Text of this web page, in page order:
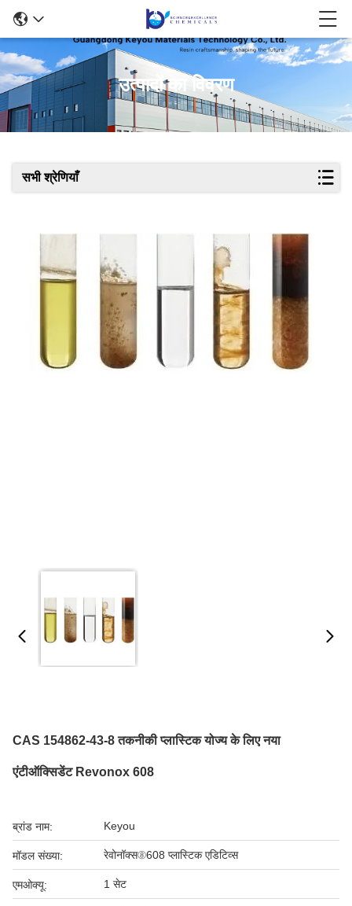
उत्पादों का विवरण
सभी श्रेणियाँ
CAS 154862-43-8 तकनीकी प्लास्टिक योज्य के लिए नया
एंटीऑक्सिडेंट Revonox 608
ब्रांड नाम: Keyou
मॉडल संख्या: रेवोनॉक्स⑧608 प्लास्टिक एडिटिव्स
एमओक्यू: 1 सेट